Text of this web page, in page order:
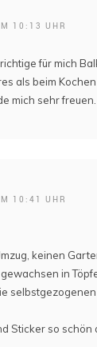
10:13 UHR
für mich
als beim
mich sehr
10:41 UHR
keinen
in
Sticker so